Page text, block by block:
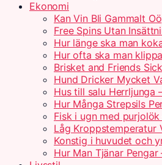
Ekonomi
Kan Vin Bli Gammalt
Free Spins Utan
Hur länge ska man
Hur ofta ska man
Brisket and Friends
Hund Dricker Mycket
Hus till salu
Hur Många Strepsils
Fisk i ugn med
Låg Kroppstemperatur
Konstig i huvudet och
Hur Man Tjänar